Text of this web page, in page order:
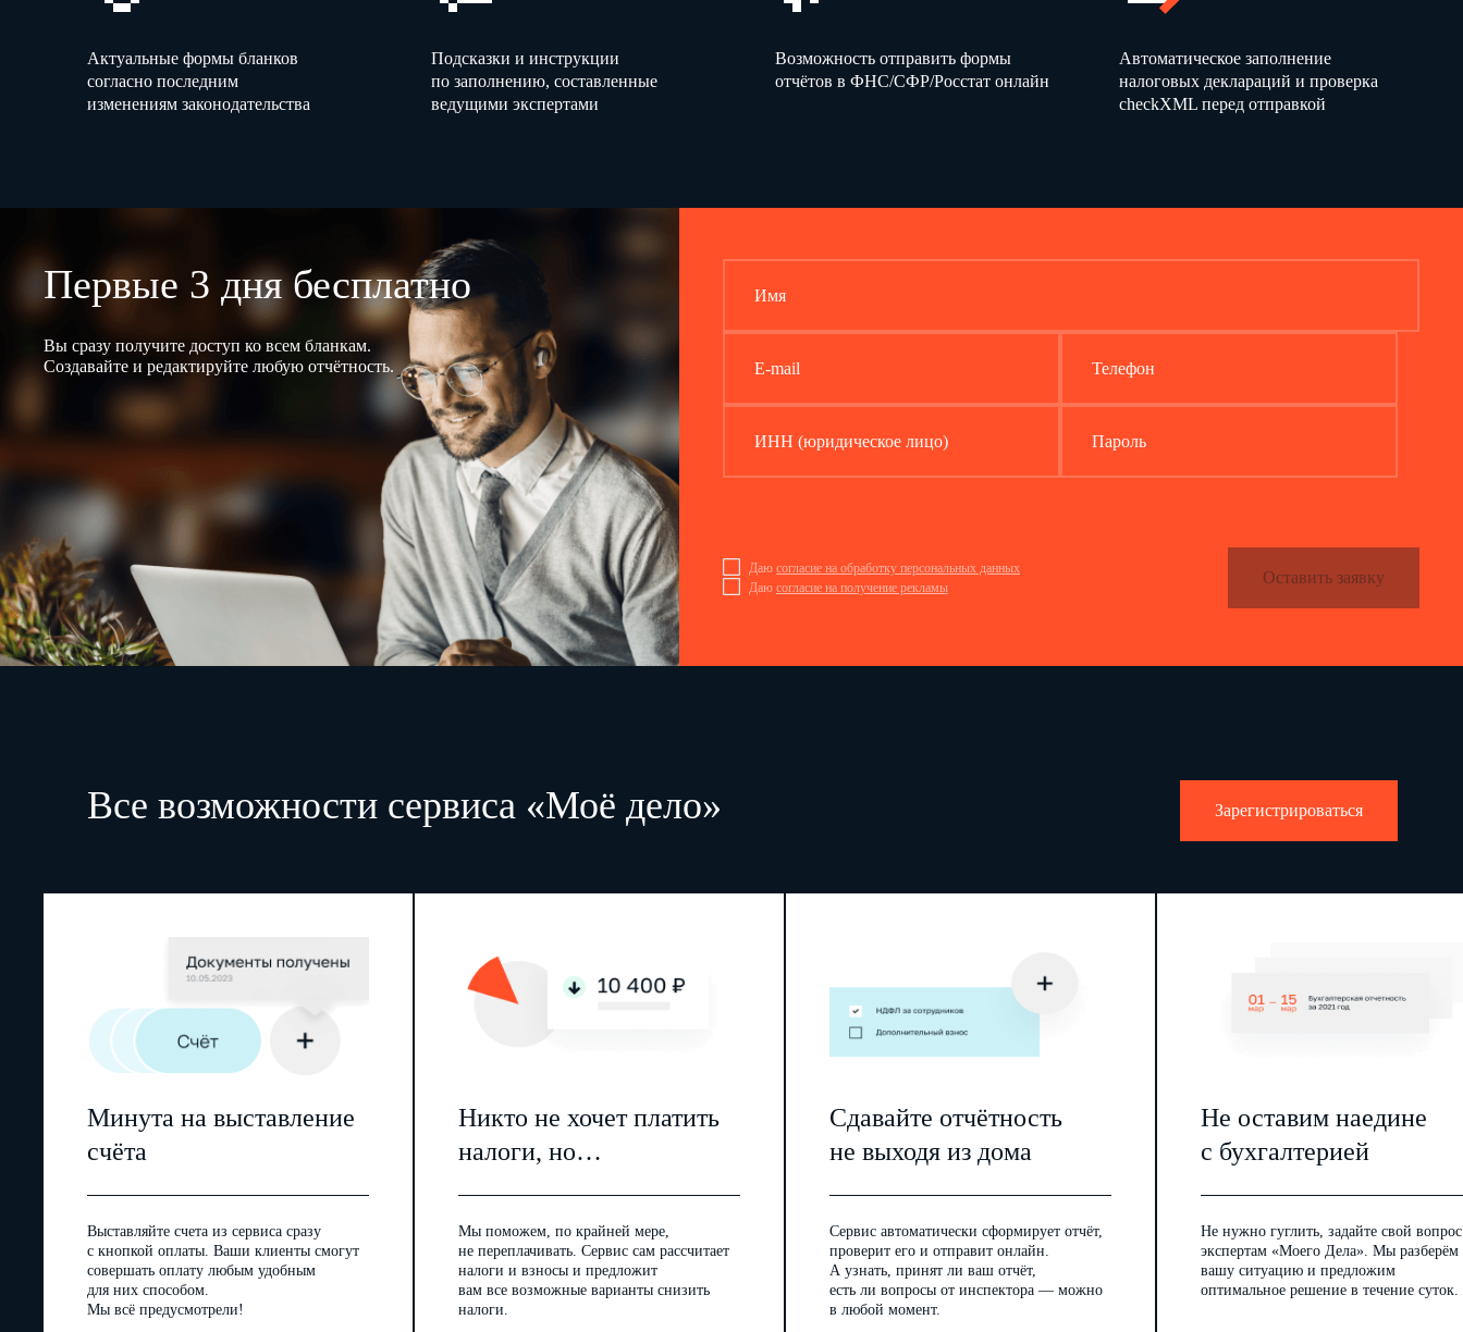
Актуальные формы бланков
согласно последним
изменениям законодательства
Подсказки и инструкции
по заполнению, составленные
ведущими экспертами
Возможность отправить формы
отчётов в ФНС/СФР/Росстат онлайн
Автоматическое заполнение
налоговых деклараций и проверка
checkXML перед отправкой
Первые 3 дня бесплатно
Вы сразу получите доступ ко всем бланкам.
Создавайте и редактируйте любую отчётность.
Имя
E-mail Телефон
ИНН (юридическое лицо) Пароль
Даю согласие на обработку персональных данных
Даю согласие на получение рекламы
Оставить заявку
Все возможности сервиса «Моё дело» Зарегистрироваться
Минута на выставление
счёта
Выставляйте счета из сервиса сразу
с кнопкой оплаты. Ваши клиенты смогут
совершать оплату любым удобным
для них способом.
Мы всё предусмотрели!
Никто не хочет платить
налоги, но…
Мы поможем, по крайней мере,
не переплачивать. Сервис сам рассчитает
налоги и взносы и предложит
вам все возможные варианты снизить
налоги.
Сдавайте отчётность
не выходя из дома
Сервис автоматически сформирует отчёт,
проверит его и отправит онлайн.
А узнать, принят ли ваш отчёт,
есть ли вопросы от инспектора — можно
в любой момент.
Не оставим наедине
с бухгалтерией
Не нужно гуглить, задайте свой вопрос
экспертам «Моего Дела». Мы разберём
вашу ситуацию и предложим
оптимальное решение в течение суток.